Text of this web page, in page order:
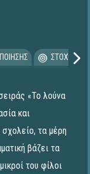
«Το λούνα
και
τα μέρη
βάζει τα
του φίλοι